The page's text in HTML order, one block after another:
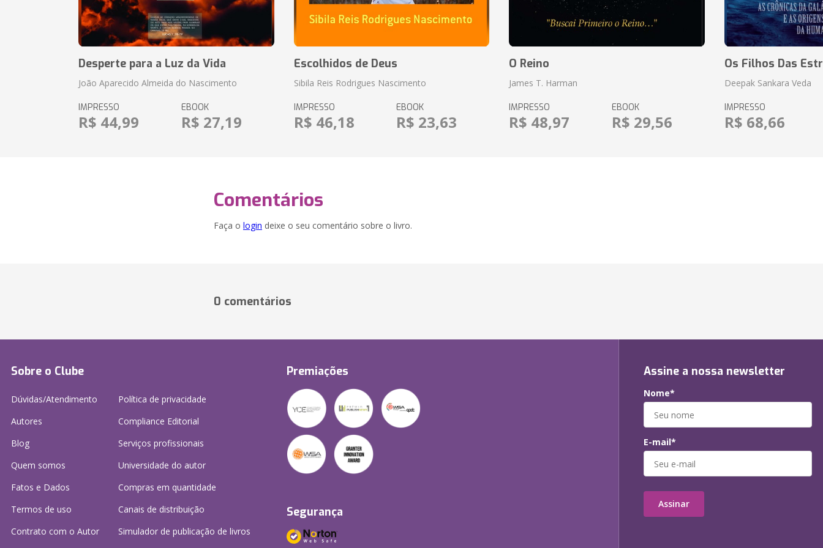
Desperte para a Luz da Vida
João Aparecido Almeida do Nascimento
IMPRESSO
R$ 44,99
EBOOK
R$ 27,19
Escolhidos de Deus
Sibila Reis Rodrigues Nascimento
IMPRESSO
R$ 46,18
EBOOK
R$ 23,63
O Reino
James T. Harman
IMPRESSO
R$ 48,97
EBOOK
R$ 29,56
Os Filhos Das
Deepak Sankara Veda
IMPRESSO
R$ 68,66
Comentários
Faça o login deixe o seu comentário sobre o livro.
0 comentários
Sobre o Clube
Dúvidas/Atendimento
Autores
Blog
Quem somos
Fatos e Dados
Termos de uso
Contrato com o Autor
Política de privacidade
Compliance Editorial
Serviços profissionais
Universidade do autor
Compras em quantidade
Canais de distribuição
Simulador de publicação de livros
Premiações
Segurança
Assine a nossa newsletter
Nome*
E-mail*
Assinar